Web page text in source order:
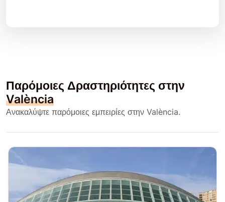
Παρόμοιες Δραστηριότητες στην
València
Ανακαλύψτε παρόμοιες εμπειρίες στην València.